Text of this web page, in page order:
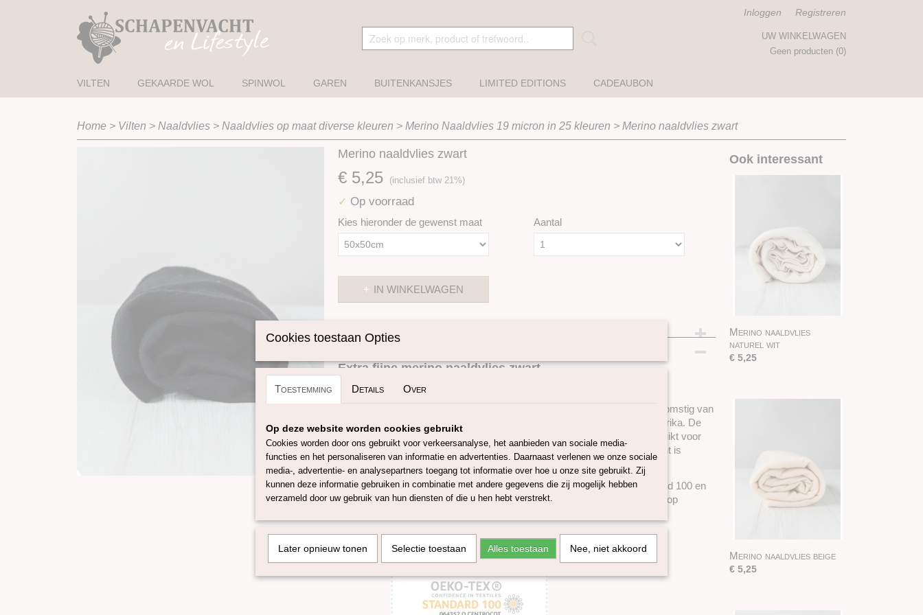
Inloggen Registreren
UW WINKELWAGEN
Geen producten (0)
VILTEN GEKAARDE WOL SPINWOL GAREN BUITENKANSJES LIMITED EDITIONS CADEAUBON
Home > Vilten > Naaldvlies > Naaldvlies op maat diverse kleuren > Merino Naaldvlies 19 micron in 25 kleuren > Merino naaldvlies zwart
Merino naaldvlies zwart
€ 5,25 (inclusief btw 21%)
✓ Op voorraad
Kies hieronder de gewenst maat Aantal
IN WINKELWAGEN
Productcode
Omschrijving
Extra fijne merino naaldvlies zwart.
Deze in Italie geproduceerde naaldvlies heeft een micron van 19 en is afkomstig van
het merino schaap, welke gehouden worden in o.a Australië en Zuid-Amerika. De
Mulesing vrije merino schapen. Dit wolvilt kan worden gebruikt voor
naaldvilten en natvilten. De dikte van het naaldvlies is 2a3 mm, het gewicht is
ongeveer 170 g/m.
Deze naaldvlies is geverfd bij onze leverancier volgens Oeko-Tex Standard 100 en
is gecertificeerd voor GOTS 5.0 en GRS.Ook verkrijgbaar in onze webshop
Dit naaldvlies is verkrijgbaar in 3 maten:
Ook interessant
Merino naaldvlies
naturel wit
€ 5,25
Merino naaldvlies beige
€ 5,25
Cookies toestaan Opties
Toestemming Details Over
Op deze website worden cookies gebruikt
Cookies worden door ons gebruikt voor verkeersanalyse, het aanbieden van sociale media-
functies en het personaliseren van informatie en advertenties. Daarnaast verlenen we onze sociale
media-, advertentie- en analysepartners toegang tot informatie over hoe u onze site gebruikt. Zij
kunnen deze informatie gebruiken in combinatie met andere gegevens die zij mogelijk hebben
verzameld door uw gebruik van hun diensten of die u hen hebt verstrekt.
Later opnieuw tonen Selectie toestaan Alles toestaan Nee, niet akkoord